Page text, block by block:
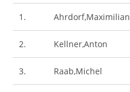
1. Ahrdorf,Maximilian
2. Kellner,Anton
3. Raab,Michel